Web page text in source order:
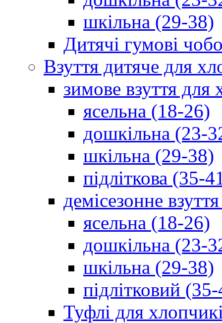
шкільна (29-38)
Дитячі гумові
Взуття дитяче для
зимове взуття для
ясельна (18-26)
дошкільна (23-
шкільна (29-38)
підліткова (35-
демісезонне
ясельна (18-26)
дошкільна (23-
шкільна (29-38)
підлітковий
Туфлі для